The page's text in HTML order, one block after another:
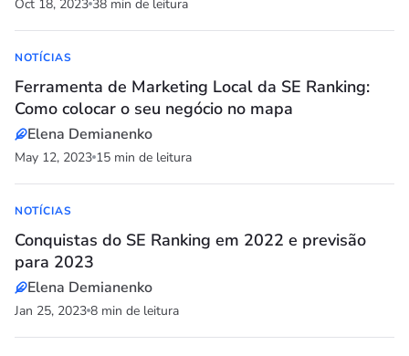
Oct 18, 2023 38 min de leitura
NOTÍCIAS
Ferramenta de Marketing Local da SE Ranking:
Como colocar o seu negócio no mapa
Elena Demianenko
May 12, 2023 15 min de leitura
NOTÍCIAS
Conquistas do SE Ranking em 2022 e previsão
para 2023
Elena Demianenko
Jan 25, 2023 8 min de leitura